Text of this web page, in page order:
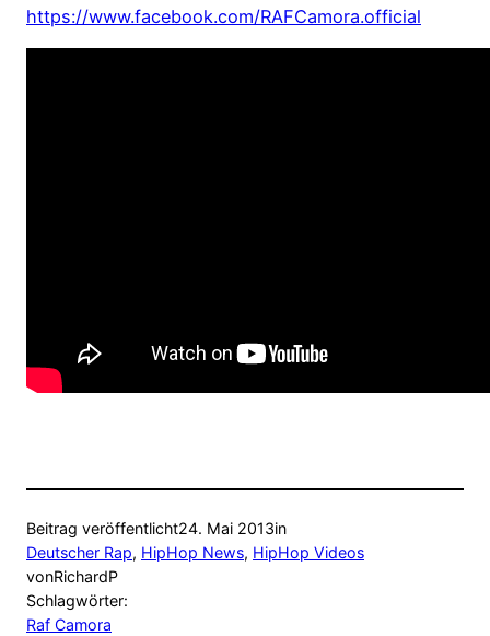
https://www.facebook.com/RAFCamora.official
Beitrag veröffentlicht24. Mai 2013in
Deutscher Rap, HipHop News, HipHop Videos
vonRichardP
Schlagwörter:
Raf Camora